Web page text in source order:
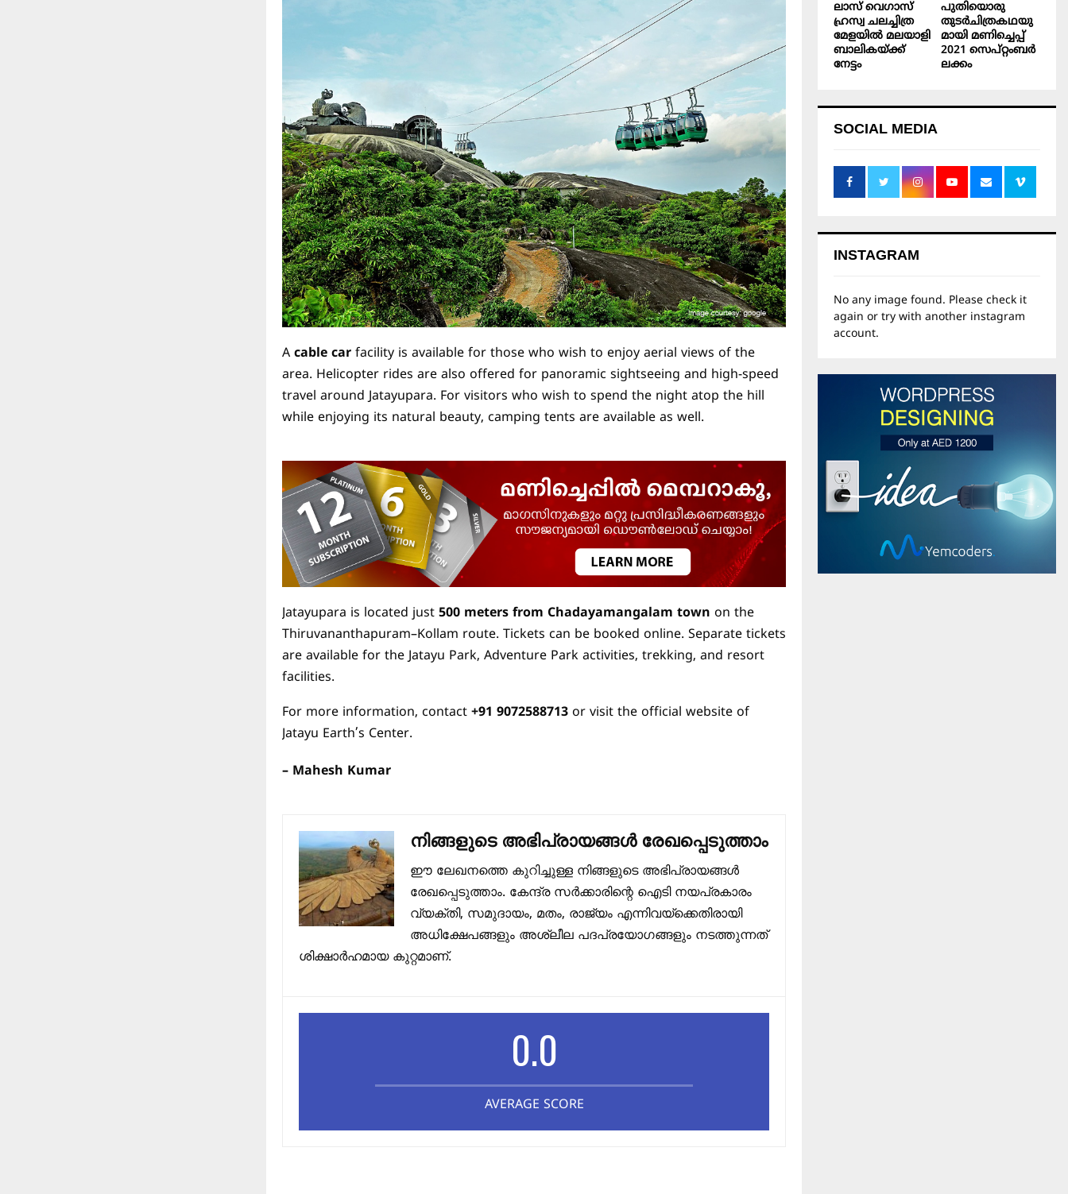
A cable car facility is available for those who wish to enjoy aerial views of the
area. Helicopter rides are also offered for panoramic sightseeing and high-speed
travel around Jatayupara. For visitors who wish to spend the night atop the hill
while enjoying its natural beauty, camping tents are available as well.
Jatayupara is located just 500 meters from Chadayamangalam town on the
Thiruvananthapuram–Kollam route. Tickets can be booked online. Separate tickets
are available for the Jatayu Park, Adventure Park activities, trekking, and resort
facilities.
For more information, contact +91 9072588713 or visit the official website of
Jatayu Earth’s Center.
– Mahesh Kumar
നിങ്ങളുടെ അഭിപ്രായങ്ങൾ രേഖപ്പെടുത്താം
ഈ ലേഖനത്തെ കുറിച്ചുള്ള നിങ്ങളുടെ അഭിപ്രായങ്ങൾ
രേഖപ്പെടുത്താം. കേന്ദ്ര സർക്കാരിന്റെ ഐടി നയപ്രകാരം
വ്യക്തി, സമുദായം, മതം, രാജ്യം എന്നിവയ്ക്കെതിരായി
അധിക്ഷേപങ്ങളും അശ്ലീല പദപ്രയോഗങ്ങളും നടത്തുന്നത്
ശിക്ഷാർഹമായ കുറ്റമാണ്.
0.0
AVERAGE SCORE
ലാസ് വെഗാസ്
ഹ്രസ്വ ചലച്ചിത്ര
മേളയിൽ മലയാളി
ബാലികയ്ക്ക്
നേട്ടം
പുതിയൊരു
തുടർചിത്രകഥയു
മായി മണിച്ചെപ്പ്
2021 സെപ്റ്റംബർ
ലക്കം
SOCIAL MEDIA
INSTAGRAM
No any image found. Please check it
again or try with another instagram
account.